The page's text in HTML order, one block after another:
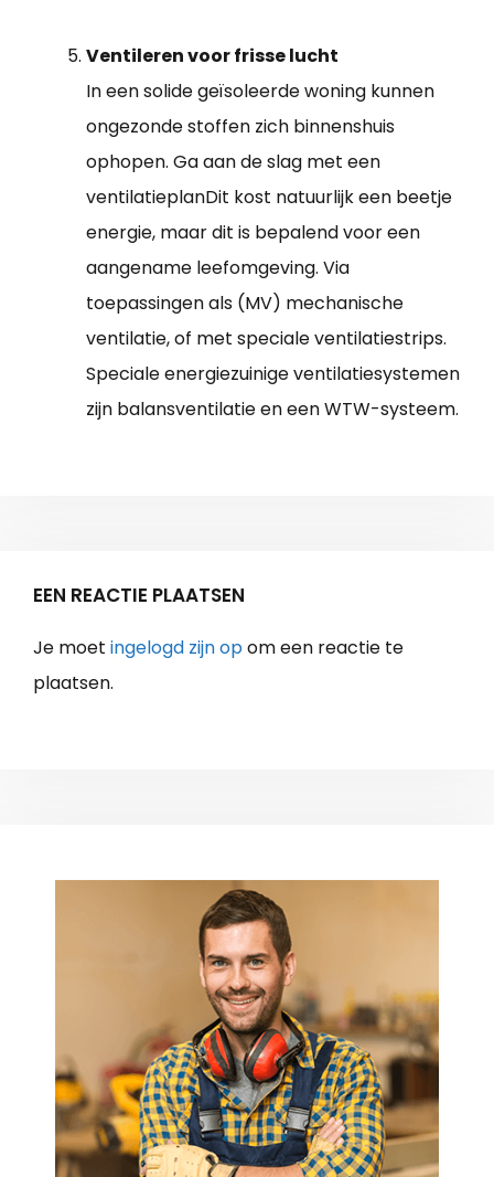
Ventileren voor frisse lucht
In een solide geïsoleerde woning kunnen
ongezonde stoffen zich binnenshuis
ophopen. Ga aan de slag met een
ventilatieplanDit kost natuurlijk een beetje
energie, maar dit is bepalend voor een
aangename leefomgeving. Via
toepassingen als (MV) mechanische
ventilatie, of met speciale ventilatiestrips.
Speciale energiezuinige ventilatiesystemen
zijn balansventilatie en een WTW-systeem.
EEN REACTIE PLAATSEN
Je moet ingelogd zijn opom een reactie te
plaatsen.